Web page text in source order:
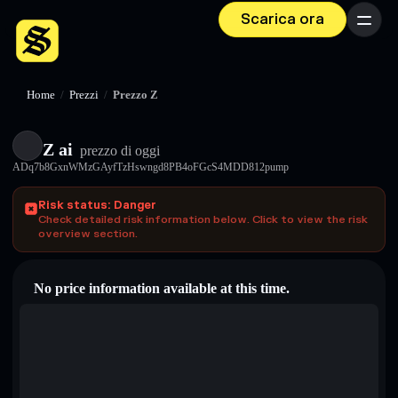
Scarica ora Menu
Home / Prezzi / Prezzo Z
Z ai prezzo di oggi
ADq7b8GxnWMzGAyfTzHswngd8PB4oFGcS4MDD812pump
Risk status: Danger
Check detailed risk information below. Click to view the risk
overview section.
No price information available at this time.